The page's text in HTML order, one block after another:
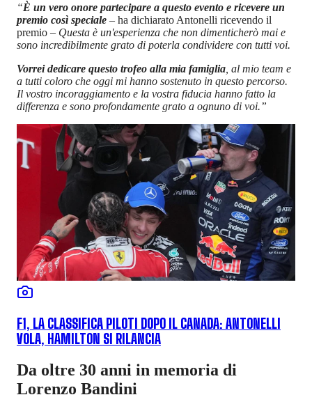
“È un vero onore partecipare a questo evento e ricevere un
premio così speciale – ha dichiarato Antonelli ricevendo il
premio – Questa è un'esperienza che non dimenticherò mai e
sono incredibilmente grato di poterla condividere con tutti voi.
Vorrei dedicare questo trofeo alla mia famiglia , al mio team e
a tutti coloro che oggi mi hanno sostenuto in questo percorso.
Il vostro incoraggiamento e la vostra fiducia hanno fatto la
differenza e sono profondamente grato a ognuno di voi.”
F1, LA CLASSIFICA PILOTI DOPO IL CANADA: ANTONELLI
VOLA, HAMILTON SI RILANCIA
Da oltre 30 anni in memoria di
Lorenzo Bandini